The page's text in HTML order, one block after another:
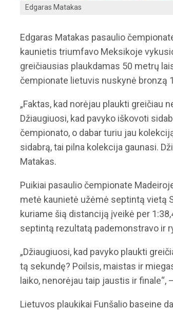
Edgaras Matakas
Edgaras Matakas pasaulio
kaunietis triumfavo Meksikoje
greičiausias plaukdamas 50 metrų
čempionate lietuvis nuskynė bronzą
„Faktas, kad norėjau plaukti greičiau
Džiaugiuosi, kad pavyko iškovoti
čempionato, o dabar turiu jau
sidabrą, tai pilna kolekcija gaunasi.
Matakas.
Puikiai pasaulio čempionate
metė kaunietė užėmė septintą vietą
kuriame šią distanciją įveikė per
septintą rezultatą pademonstravo ir
„Džiaugiuosi, kad pavyko plaukti
tą sekundę? Poilsis, maistas ir
laiko, nenorėjau taip jaustis ir finale“,
Lietuvos plaukikai Funšalio baseine